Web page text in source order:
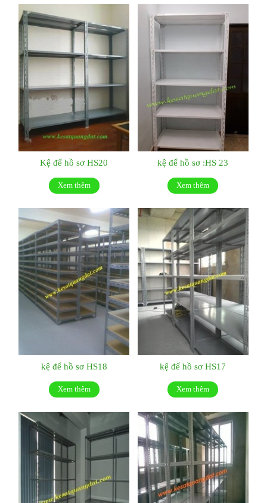
Kệ để hồ sơ HS20
Xem thêm
kệ để hồ sơ :HS 23
Xem thêm
kệ để hồ sơ HS18
Xem thêm
kệ để hồ sơ HS17
Xem thêm